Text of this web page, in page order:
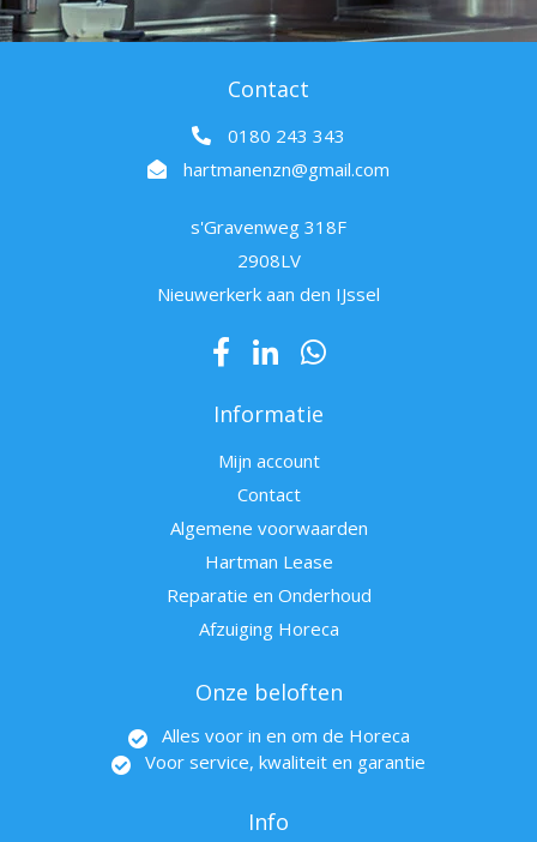
Contact
0180 243 343
hartmanenzn@gmail.com
s'Gravenweg 318F
2908LV
Nieuwerkerk aan den IJssel
Informatie
Mijn account
Contact
Algemene voorwaarden
Hartman Lease
Reparatie en Onderhoud
Afzuiging Horeca
Onze beloften
Alles voor in en om de Horeca
Voor service, kwaliteit en garantie
Info